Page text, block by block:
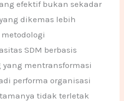
efektif bukan sekadar
dikemas lebih
SDM berbasis
mentransformasi
performa organisasi
tidak terletak